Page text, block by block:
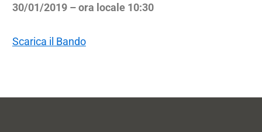
30/01/2019 – ora locale 10:30
Scarica il Bando